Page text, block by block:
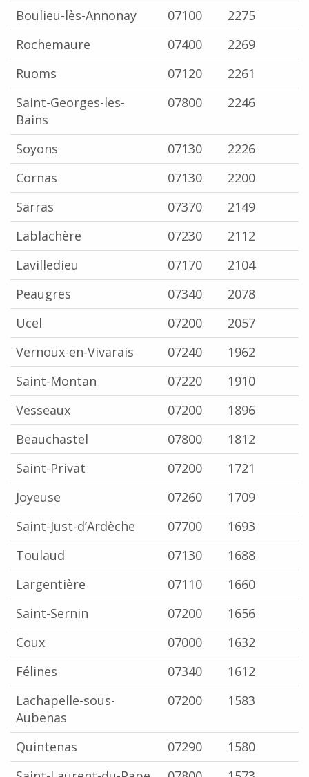
Boulieu-lès-Annonay
07100
2275
Rochemaure
07400
2269
Ruoms
07120
2261
Saint-Georges-les-
Bains
07800 2246
Soyons 07130
2226
Cornas
07130
2200
Sarras
07370
2149
Lablachère
07230
2112
Lavilledieu
07170
2104
Peaugres
07340
2078
Ucel
07200
2057
Vernoux-en-Vivarais
07240
1962
Saint-Montan
07220
1910
Vesseaux
07200
1896
Beauchastel
07800
1812
Saint-Privat
07200
1721
Joyeuse
07260
1709
Saint-Just-d’Ardèche
07700
1693
Toulaud
07130
1688
Largentière
07110
1660
Saint-Sernin
07200
1656
Coux
07000
1632
Félines
07340
1612
Lachapelle-sous-
Aubenas
07200 1583
Quintenas 07290
1580